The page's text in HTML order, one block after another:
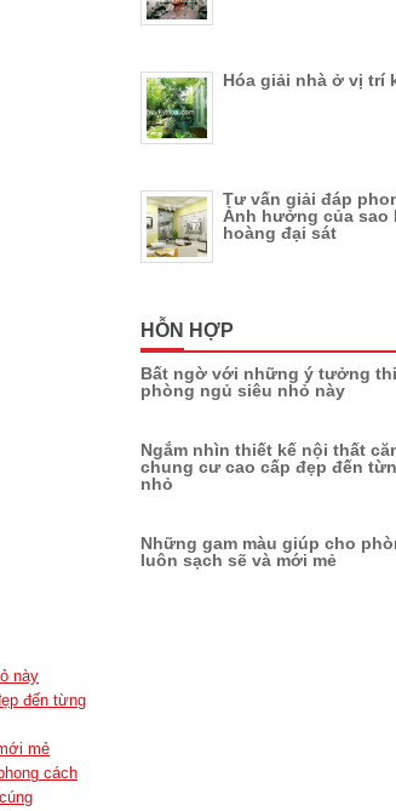
này
đến từng
mẻ
cách
Hóa giải nhà ở vị trí
Tư vấn giải đáp
Ảnh hưởng của sao
hoàng đại sát
HỖN HỢP
Bất ngờ với những ý tưởng
phòng ngủ siêu nhỏ này
Ngắm nhìn thiết kế nội thất
chung cư cao cấp đẹp đến
nhỏ
Những gam màu giúp cho
luôn sạch sẽ và mới mẻ